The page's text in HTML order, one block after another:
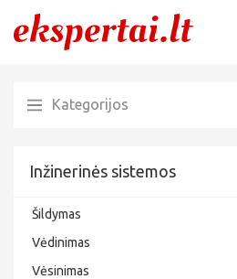
Kategorijos
Inžinerinės sistemos
Šildymas
Vėdinimas
Vėsinimas